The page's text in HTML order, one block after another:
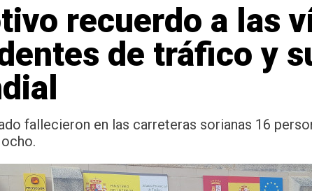
recuerdo a las
de tráfico y
fallecieron en las carreteras sorianas 16